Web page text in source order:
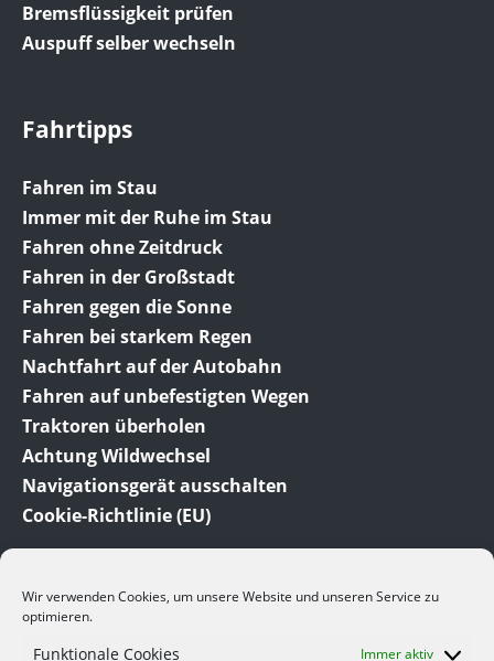
Wir verwenden Cookies, um unsere Website und unseren Service zu
optimieren.
Funktionale Cookies Immer aktiv
Bremsflüssigkeit prüfen
Auspuff selber wechseln
Fahrtipps
Fahren im Stau
Immer mit der Ruhe im Stau
Fahren ohne Zeitdruck
Fahren in der Großstadt
Fahren gegen die Sonne
Fahren bei starkem Regen
Nachtfahrt auf der Autobahn
Fahren auf unbefestigten Wegen
Traktoren überholen
Achtung Wildwechsel
Navigationsgerät ausschalten
Cookie-Richtlinie (EU)